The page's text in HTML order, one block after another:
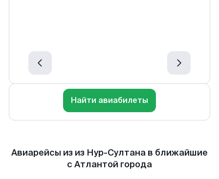
Найти авиабилеты
Авиарейсы из из Нур-Султана в ближайшие
с Атлантой города